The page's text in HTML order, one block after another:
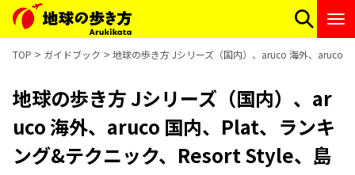
TOP ガイドブック 地球の歩き方 Jシリーズ（国内）、aruco 海外、aruco
地球の歩き方 Jシリーズ（国内）、ar
uco 海外、aruco 国内、Plat、ランキ
ング&テクニック、Resort Style、島